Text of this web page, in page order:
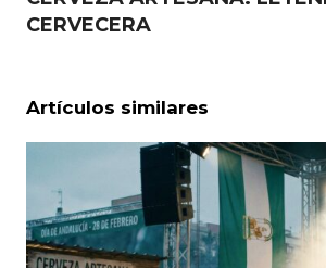
CERVECERA
Artículos similares